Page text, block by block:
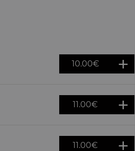
10.00€
11.00€
11.00€